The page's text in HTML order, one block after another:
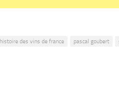
histoire des vins de france pascal goubert